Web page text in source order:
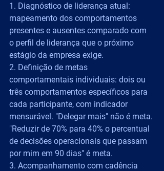
1. Diagnóstico de liderança atual:
mapeamento dos comportamentos
presentes e ausentes comparado com
o perfil de liderança que o próximo
estágio da empresa exige.
2. Definição de metas
comportamentais individuais: dois ou
três comportamentos específicos para
cada participante, com indicador
mensurável. "Delegar mais" não é meta.
"Reduzir de 70% para 40% o percentual
de decisões operacionais que passam
por mim em 90 dias" é meta.
3. Acompanhamento com cadência